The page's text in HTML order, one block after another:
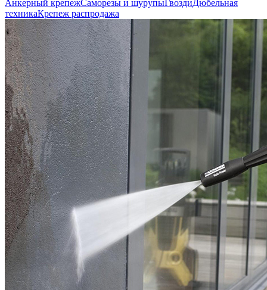
Анкерный крепежСаморезы и шурупыГвоздиДюбельная
техникаКрепеж распродажа